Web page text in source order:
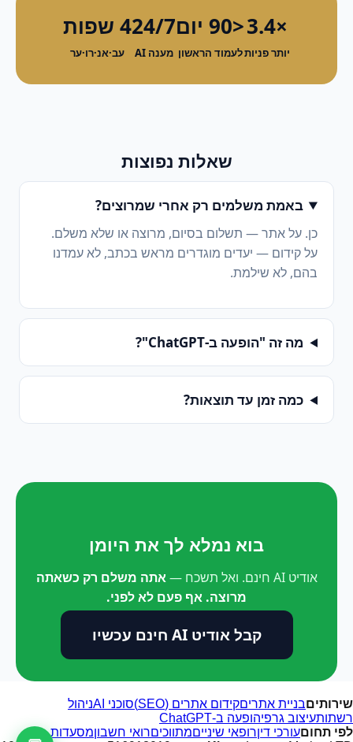
×3.4
יותר פניות
<90 יום
לעמוד הראשון
24/7
מענה AI
4 שפות
עב·אנ·רו·ער
שאלות נפוצות
באמת משלמים רק אחרי שמרוצים?
כן. על אתר — תשלום בסיום, מרוצה או שלא משלם.
על קידום — יעדים מוגדרים מראש בכתב, לא עמדנו
בהם, לא שילמת.
מה זה "הופעה ב-ChatGPT"?
כמה זמן עד תוצאות?
בוא נמלא לך את היומן
אודיט AI חינם. ואל תשכח —
אתה משלם רק כשאתה
מרוצה. אף פעם לא לפני.
קבל אודיט AI חינם עכשיו
שירותיםבניית אתריםקידום אתרים (SEO) סוכני AI
ניהול
רשתותעיצוב גרפיהופעה ב-ChatGPT
לפי תחוםעורכי דיןרופאי שינייםמתווכיםרואי חשבוןמסעדות